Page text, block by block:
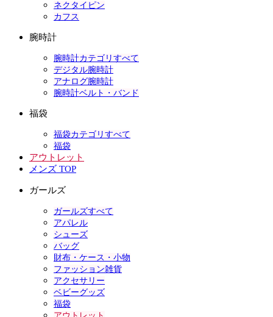
ネクタイピン
カフス
腕時計
腕時計カテゴリすべて
デジタル腕時計
アナログ腕時計
腕時計ベルト・バンド
福袋
福袋カテゴリすべて
福袋
アウトレット
メンズ TOP
ガールズ
ガールズすべて
アパレル
シューズ
バッグ
財布・ケース・小物
ファッション雑貨
アクセサリー
ベビーグッズ
福袋